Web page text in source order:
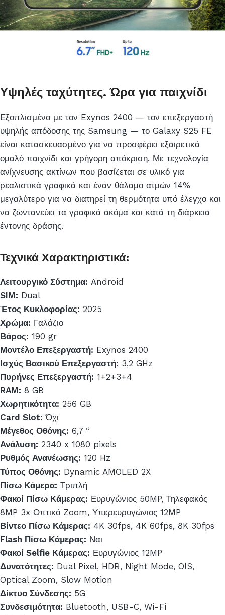
Υψηλές ταχύτητες. Ώρα για παιχνίδι
Εξοπλισμένο με τον Exynos 2400 — τον επεξεργαστή
υψηλής απόδοσης της Samsung — το Galaxy S25 FE
είναι κατασκευασμένο για να προσφέρει εξαιρετικά
ομαλό παιχνίδι και γρήγορη απόκριση. Με τεχνολογία
ανίχνευσης ακτίνων που βασίζεται σε υλικό για
ρεαλιστικά γραφικά και έναν θάλαμο ατμών 14%
μεγαλύτερο για να διατηρεί τη θερμότητα υπό έλεγχο και
να ζωντανεύει τα γραφικά ακόμα και κατά τη διάρκεια
έντονης δράσης.
Τεχνικά Χαρακτηριστικά:
Λειτουργικό Σύστημα: Android
SIM: Dual
Έτος Κυκλοφορίας: 2025
Χρώμα: Γαλάζιο
Βάρος: 190 gr
Μοντέλο Επεξεργαστή: Exynos 2400
Ισχύς Βασικού Επεξεργαστή: 3,2 GHz
Πυρήνες Επεξεργαστή: 1+2+3+4
RAM: 8 GB
Χωρητικότητα: 256 GB
Card Slot: Όχι
Μέγεθος Οθόνης: 6,7 “
Ανάλυση: 2340 x 1080 pixels
Ρυθμός Ανανέωσης: 120 Hz
Τύπος Οθόνης: Dynamic AMOLED 2X
Πίσω Κάμερα: Τριπλή
Φακοί Πίσω Κάμερας: Ευρυγώνιος 50MP, Τηλεφακός
8MP 3x Οπτικό Zoom, Υπερευρυγώνιος 12MP
Βίντεο Πίσω Κάμερας: 4K 30fps, 4K 60fps, 8K 30fps
Flash Πίσω Κάμερας: Ναι
Φακοί Selfie Κάμερας: Ευρυγώνιος 12MP
Δυνατότητες: Dual Pixel, HDR, Night Mode, OIS,
Optical Zoom, Slow Motion
Δίκτυο Σύνδεσης: 5G
Συνδεσιμότητα: Bluetooth, USB-C, Wi-Fi